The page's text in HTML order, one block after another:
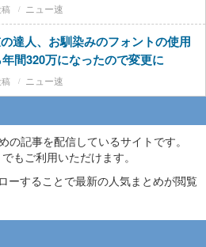
ニュー速
の達人、お馴染みのフォントの使用
間320万になったので変更に
ニュー速
の記事を配信しているサイトです。
もご利用いただけます。
ーすることで最新の人気まとめが閲覧